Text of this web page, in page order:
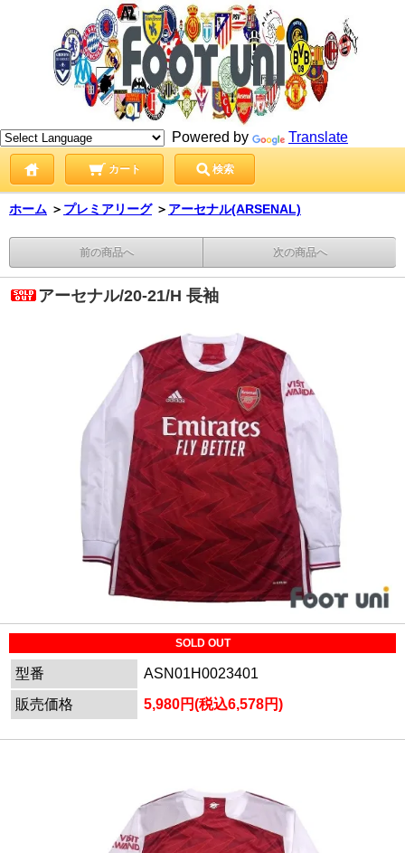
Powered by Translate
カート 検索
ホーム ＞ プレミアリーグ ＞ アーセナル(ARSENAL)
前の商品へ 次の商品へ
アーセナル/20-21/H 長袖
SOLD OUT
型番
ASN01H0023401
販売価格
5,980円(税込6,578円)